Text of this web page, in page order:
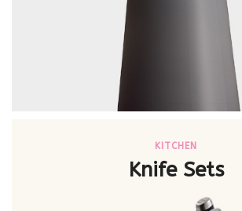
KITCHEN
Knife Sets